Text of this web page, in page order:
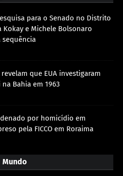
para o Senado no Distrito
Kokay e Michele Bolsonaro
sequência
que EUA investigaram
Bahia em 1963
por homicídio em
pela FICCO em Roraima
Mundo